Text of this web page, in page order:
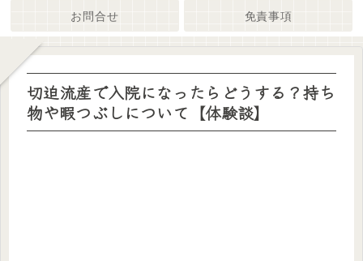
お問合せ 免責事項
切迫流産で入院になったらどうする？持ち
物や暇つぶしについて【体験談】